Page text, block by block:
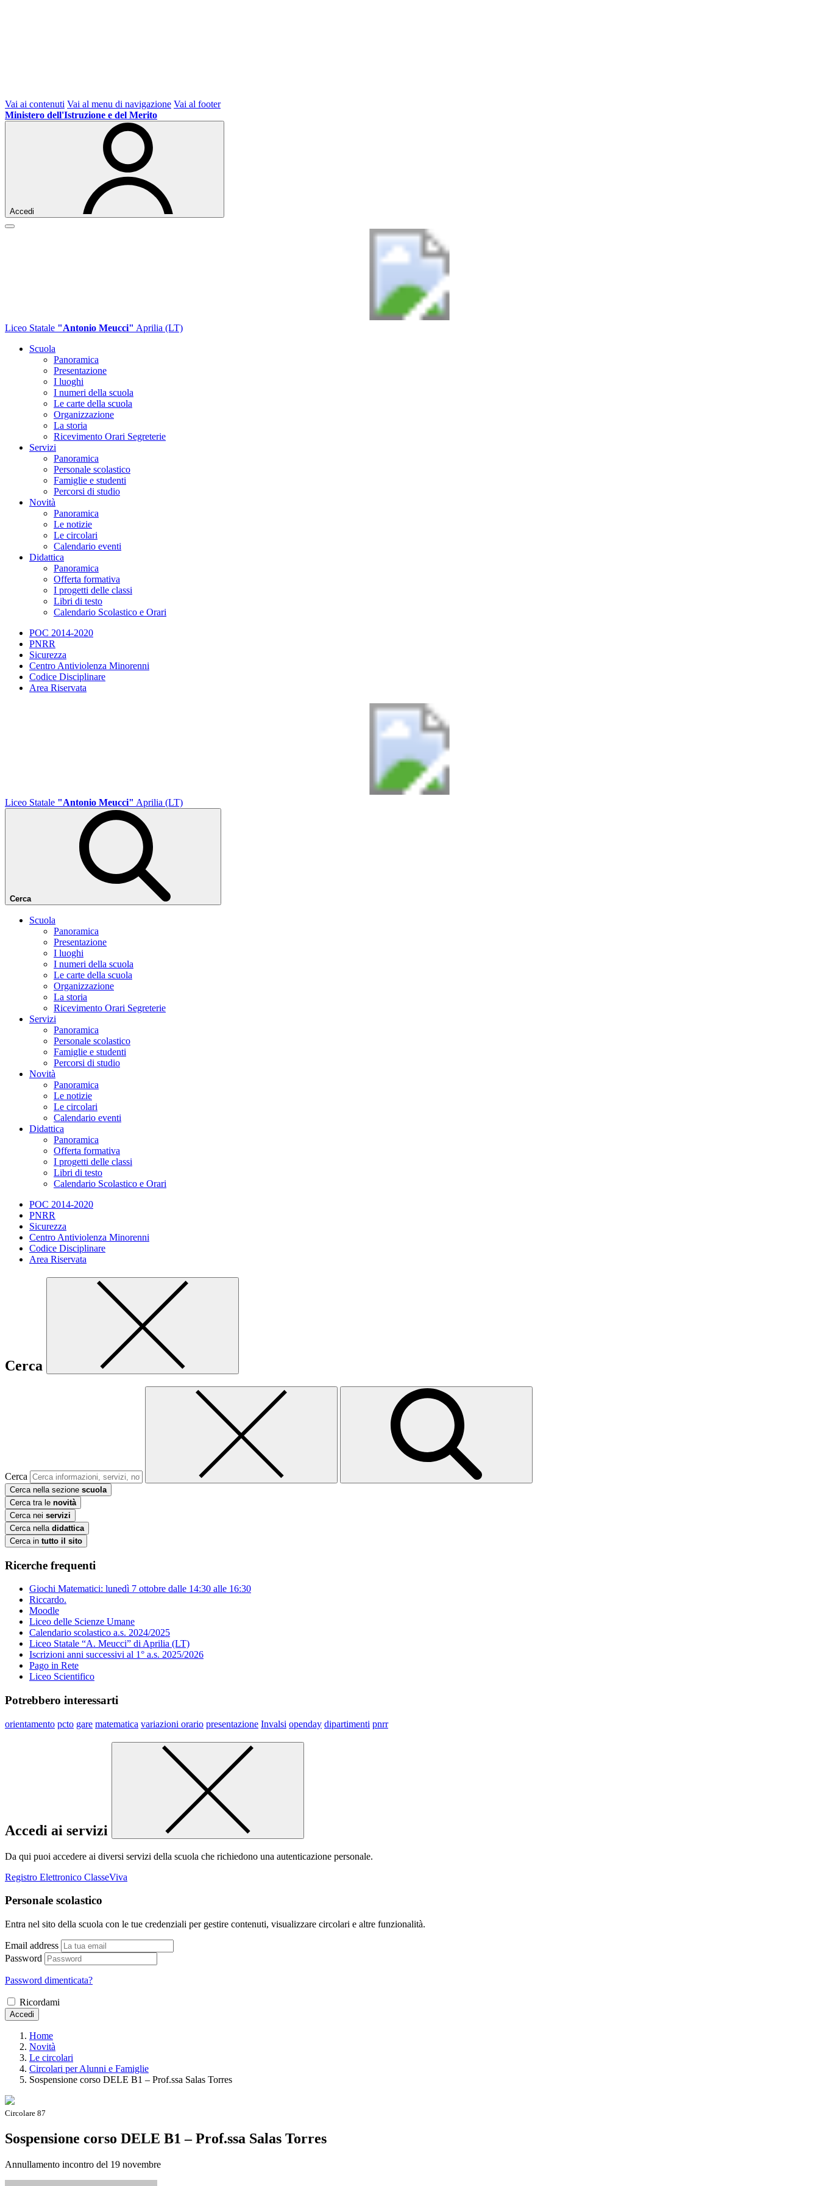
Vai ai contenuti Vai al menu di navigazione Vai al footer
Ministero dell'Istruzione e del Merito
Accedi
Liceo Statale "Antonio Meucci" Aprilia (LT)
Scuola
Panoramica
Presentazione
I luoghi
I numeri della scuola
Le carte della scuola
Organizzazione
La storia
Ricevimento Orari Segreterie
Servizi
Panoramica
Personale scolastico
Famiglie e studenti
Percorsi di studio
Novità
Panoramica
Le notizie
Le circolari
Calendario eventi
Didattica
Panoramica
Offerta formativa
I progetti delle classi
Libri di testo
Calendario Scolastico e Orari
POC 2014-2020
PNRR
Sicurezza
Centro Antiviolenza Minorenni
Codice Disciplinare
Area Riservata
Liceo Statale "Antonio Meucci" Aprilia (LT)
Cerca
Scuola
Panoramica
Presentazione
I luoghi
I numeri della scuola
Le carte della scuola
Organizzazione
La storia
Ricevimento Orari Segreterie
Servizi
Panoramica
Personale scolastico
Famiglie e studenti
Percorsi di studio
Novità
Panoramica
Le notizie
Le circolari
Calendario eventi
Didattica
Panoramica
Offerta formativa
I progetti delle classi
Libri di testo
Calendario Scolastico e Orari
POC 2014-2020
PNRR
Sicurezza
Centro Antiviolenza Minorenni
Codice Disciplinare
Area Riservata
Cerca
Cerca
Cerca nella sezione scuola
Cerca tra le novità
Cerca nei servizi
Cerca nella didattica
Cerca in tutto il sito
Ricerche frequenti
Giochi Matematici: lunedì 7 ottobre dalle 14:30 alle 16:30
Riccardo.
Moodle
Liceo delle Scienze Umane
Calendario scolastico a.s. 2024/2025
Liceo Statale “A. Meucci” di Aprilia (LT)
Iscrizioni anni successivi al 1° a.s. 2025/2026
Pago in Rete
Liceo Scientifico
Potrebbero interessarti
orientamento pcto gare matematica variazioni orario presentazione Invalsi openday dipartimenti pnrr
Accedi ai servizi
Da qui puoi accedere ai diversi servizi della scuola che richiedono una autenticazione personale.
Registro Elettronico ClasseViva
Personale scolastico
Entra nel sito della scuola con le tue credenziali per gestire contenuti, visualizzare circolari e altre funzionalità.
Email address
Password
Password dimenticata?
Ricordami
Accedi
Home
Novità
Le circolari
Circolari per Alunni e Famiglie
Sospensione corso DELE B1 – Prof.ssa Salas Torres
Circolare 87
Sospensione corso DELE B1 – Prof.ssa Salas Torres
Annullamento incontro del 19 novembre